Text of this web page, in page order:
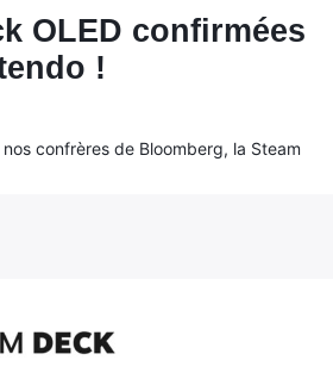
OLED confirmées
!
confrères de Bloomberg, la Steam